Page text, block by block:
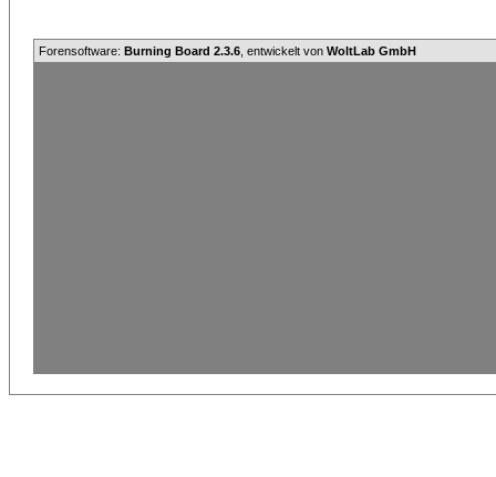
Forensoftware: Burning Board 2.3.6 , entwickelt von WoltLab GmbH